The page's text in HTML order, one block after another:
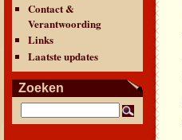
Contact &
Verantwoording
Links
Laatste updates
Zoeken